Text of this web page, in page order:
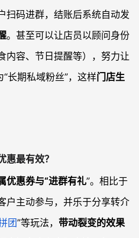
扫码进群，结账后系统自动发
。甚至可以让店员以顾问身份
内容、节日提醒等），努力让
长期私域粉丝”，这样门店生
惠最有效？
优惠券与“进群有礼”。相比于
户主动参与，并乐于分享转介
团”等玩法， 带动裂变的效果